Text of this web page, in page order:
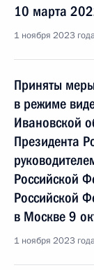
10 марта
1 ноября 2023
Приняты
в режиме
Ивановской
Президента
Российской
Российской
в Москве 9
1 ноября 2023